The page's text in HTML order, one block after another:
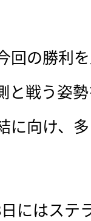
回の勝利
と戦う姿
に向け、
にはステ